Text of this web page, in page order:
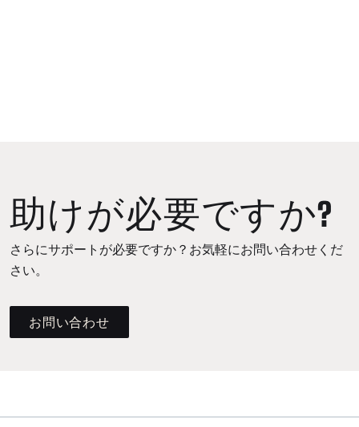
助けが必要ですか?
さらにサポートが必要ですか？お気軽にお問い合わせくだ
さい。
お問い合わせ